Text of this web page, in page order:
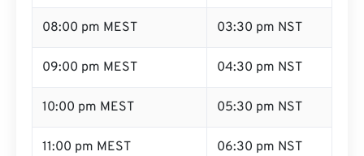
08:00 pm MEST 03:30 pm NST
09:00 pm MEST 04:30 pm NST
10:00 pm MEST 05:30 pm NST
11:00 pm MEST 06:30 pm NST